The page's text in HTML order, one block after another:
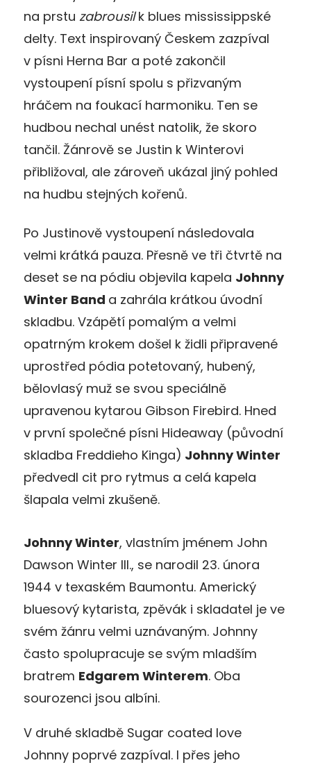
na prstu zabrousilk blues mississippské
delty. Text inspirovaný Českem zazpíval
v písni Herna Bar a poté zakončil
vystoupení písní spolu s přizvaným
hráčem na foukací harmoniku. Ten se
hudbou nechal unést natolik, že skoro
tančil. Žánrově se Justin k Winterovi
přibližoval, ale zároveň ukázal jiný pohled
na hudbu stejných kořenů.
Po Justinově vystoupení následovala
velmi krátká pauza. Přesně ve tři čtvrtě na
deset se na pódiu objevila kapela Johnny
Winter Band a zahrála krátkou úvodní
skladbu. Vzápětí pomalým a velmi
opatrným krokem došel k židli připravené
uprostřed pódia potetovaný, hubený,
bělovlasý muž se svou speciálně
upravenou kytarou Gibson Firebird. Hned
v první společné písni Hideaway (původní
skladba Freddieho Kinga) Johnny Winter
předvedl cit pro rytmus a celá kapela
šlapala velmi zkušeně.
Johnny Winter, vlastním jménem John
Dawson Winter III., se narodil 23. února
1944 v texaském Baumontu. Americký
bluesový kytarista, zpěvák i skladatel je ve
svém žánru velmi uznávaným. Johnny
často spolupracuje se svým mladším
bratrem Edgarem Winterem. Oba
sourozenci jsou albíni.
V druhé skladbě Sugar coated love
Johnny poprvé zazpíval. I přes jeho